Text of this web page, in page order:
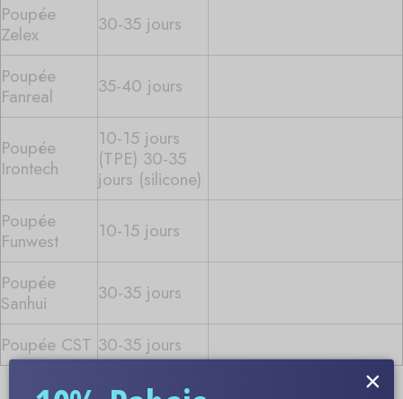
Poupée
Zelex
30-35 jours
Poupée
Fanreal
35-40 jours
Poupée
Irontech
10-15 jours
(TPE) 30-35
jours (silicone)
Poupée
Funwest
10-15 jours
Poupée
Sanhui
30-35 jours
Poupée CST 30-35 jours
×